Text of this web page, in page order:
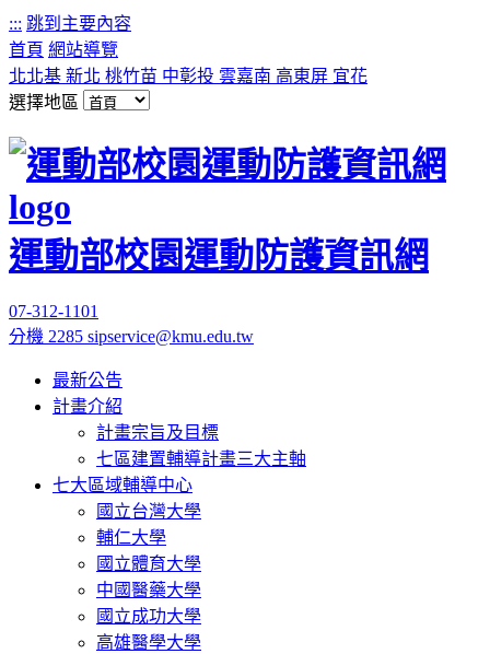
::: 跳到主要內容
首頁 網站導覽
北北基 新北 桃竹苗 中彰投 雲嘉南 高東屏 宜花
選擇地區
運動部校園運動防護資訊網
07-312-1101
分機 2285 sipservice@kmu.edu.tw
最新公告
計畫介紹
計畫宗旨及目標
七區建置輔導計畫三大主軸
七大區域輔導中心
國立台灣大學
輔仁大學
國立體育大學
中國醫藥大學
國立成功大學
高雄醫學大學